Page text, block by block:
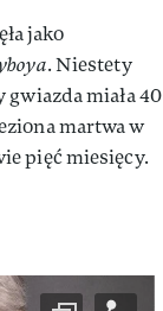
jako
. Niestety
miała 40
martwa w
pięć miesięcy.